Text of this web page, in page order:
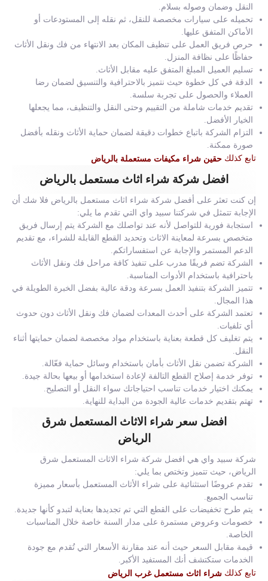
النقل وضمان وصوله بسلام.
تحميله على سيارات مخصصة للنقل، ثم نقله إلى المستودعات أو
الأماكن المتفق عليها.
حرص فريق العمل على تنظيف المكان بعد الانتهاء من فك ونقل الأثاث
حفاظًا على نظافة المنزل.
تسليم العميل المبلغ المتفق عليه مقابل الأثاث.
الدقة في كل خطوة حيث نتميز بالاحترافية والتنسيق لضمان رضا
العملاء والحصول على تجربة سلسة.
تقديم خدمات شاملة من التقييم وحتى النقل والتنظيف، مما يجعلها
الخيار الأفضل.
التزام الشركة باتباع خطوات دقيقة لضمان حماية الأثاث ونقله بأفضل
صورة ممكنة.
تابع كذلك حقين شراء مكيفات مستعملة بالرياض
افضل شركة شراء اثاث مستعمل بالرياض
إن كنت تعثر على أفضل شركة شراء اثاث مستعمل بالرياض فلا شك أن
الإجابة تتمثل في شركتنا سبيد واي التي تقدم ما يلي:
استجابة فورية للتواصل لأنه عند تواصلك مع الشركة يتم إرسال فريق
متخصص بسرعة لمعاينة الاثاث وتحديد القطع القابلة للشراء، مع تقديم
الدعم المستمر والإجابة عن استفساراتكم.
الشركة تضم فريقًا مدرب على تنفيذ كافة مراحل فك ونقل الأثاث
باحترافية باستخدام الأدوات المناسبة.
تتميز الشركة بتنفيذ العمل بسرعة ودقة عالية بفضل الخبرة الطويلة في
هذا المجال.
تعتمد الشركة على أحدث المعدات لضمان فك ونقل الأثاث دون حدوث
أي تلفيات.
يتم تغليف كل قطعة بعناية باستخدام مواد مخصصة لضمان حمايتها أثناء
النقل.
الشركة تضمن نقل الأثاث بأمان باستخدام وسائل حماية فعّالة.
توفر خدمة إصلاح القطع التالفة لإعادة استخدامها أو بيعها بحالة جيدة.
يمكنك اختيار خدمات تناسب احتياجاتك سواء النقل أو التصليح.
تهتم بتقديم خدمات عالية الجودة من البداية للنهاية.
افضل سعر شراء الاثاث المستعمل شرق
الرياض
شركة سبيد واي هي افضل شركة شراء الاثاث المستعمل شرق
الرياض، حيث تتميز وتختص بما يلي:
تقدم عروضًا استثنائية على شراء الأثاث المستعمل بأسعار مميزة
تناسب الجميع.
يتم طرح تخفيضات على القطع التي تم تجديدها بعناية لتبدو كأنها جديدة.
خصومات وعروض مستمرة على مدار السنة خاصة خلال المناسبات
الخاصة.
قيمة مقابل السعر حيث أنه عند مقارنة الأسعار التي تُقدم مع جودة
الخدمات ستكتشف أنك المستفيد الأكبر.
تابع كذلك شراء اثاث مستعمل غرب الرياض